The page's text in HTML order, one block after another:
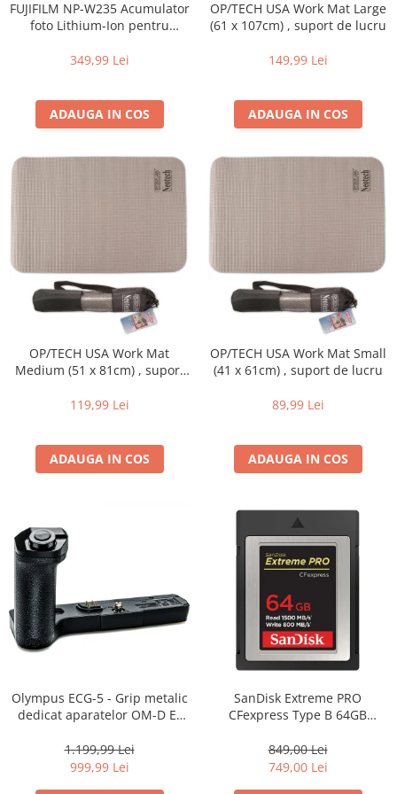
Adaptoare pentru convertoare sau
Alimentatoare 220V
Cabluri
Carcase de tip Cage, pentru
complexe
Curatare Senzor
Ocular
Transmitator de fisiere fara fir
Accesorii diverse
Genti foto
Genti, Troller Video
Tocuri si huse protectie aparate
Hamuri si Centuri foto
Curele Aparat - Umar
Genti Laptop si iPad
Hand Strap / Grip
Accesorii genti si trollere
Solid-State Drive (SSD)
Video / Camere si accesorii
Camere video profesionale
FUJIFILM NP-W235 Acumulator
foto Lithium-Ion pentru
349,99 Lei
ADAUGA IN COS
OP/TECH USA Work Mat Large
(61 x 107cm) , suport de lucru
149,99 Lei
ADAUGA IN COS
OP/TECH USA Work Mat
Medium (51 x 81cm) , suport
119,99 Lei
ADAUGA IN COS
OP/TECH USA Work Mat Small
(41 x 61cm) , suport de lucru
89,99 Lei
ADAUGA IN COS
Olympus ECG-5 - Grip metalic
dedicat aparatelor OM-D E-
1.199,99 Lei
999,99 Lei
SanDisk Extreme PRO
CFexpress Type B 64GB
849,00 Lei
749,00 Lei